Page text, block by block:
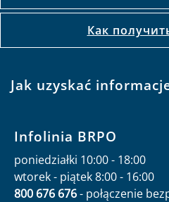
Как
Jak uzyskać
Infolinia BRPO
poniedziałki 10:00 - 18:00
wtorek - piątek 8:00 - 16:00
800 676 676- połączenie